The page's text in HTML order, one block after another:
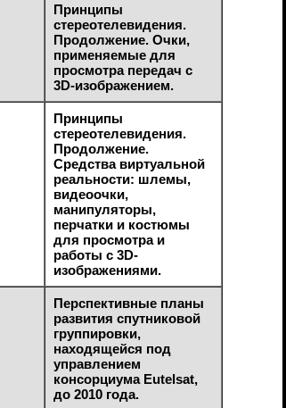
Принципы
стереотелевидения.
Продолжение. Очки,
применяемые для
просмотра передач с
3D-изображением.
Принципы
стереотелевидения.
Продолжение.
Средства виртуальной
реальности: шлемы,
видеоочки,
манипуляторы,
перчатки и костюмы
для просмотра и
работы с 3D-
изображениями.
Перспективные планы
развития спутниковой
группировки,
находящейся под
управлением
консорциума Eutelsat,
до 2010 года.